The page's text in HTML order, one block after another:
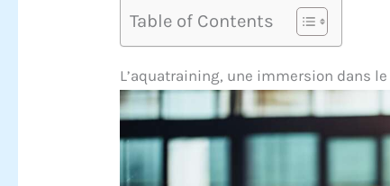
Table of Contents
L’aquatraining, une immersion dans